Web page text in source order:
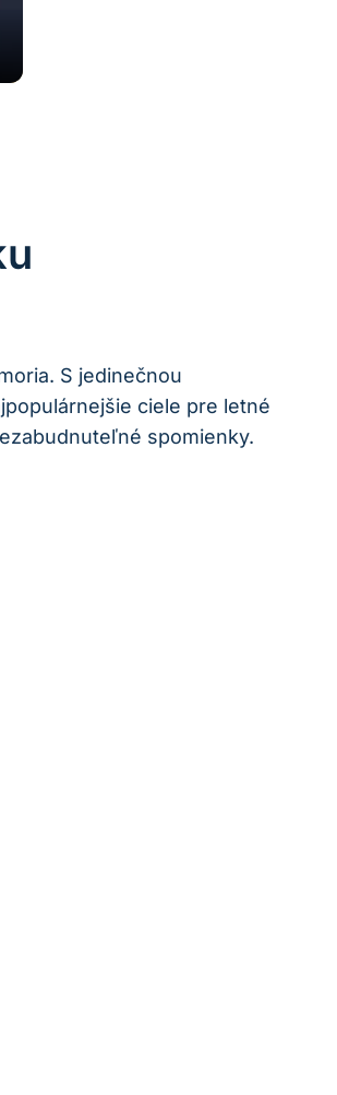
S jedinečnou
ciele pre letné
spomienky.